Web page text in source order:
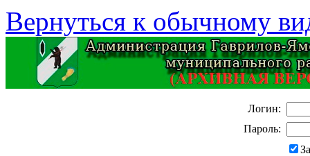
Вернуться к обычному
Логин:
Пароль: